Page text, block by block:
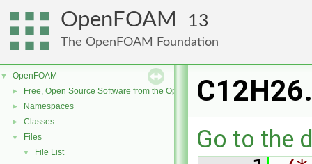
OpenFOAM 13
The OpenFOAM Foundation
▼ OpenFOAM
► Free, Open Source Software from the OpenFOAM Foundation
► Namespaces
► Classes
▼ Files
▼ File List Go to the